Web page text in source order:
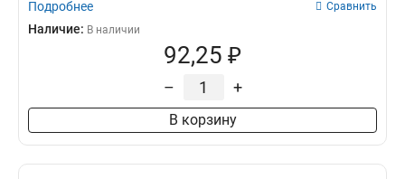
Подробнее Сравнить
Наличие: В наличии
92,25 ₽
– +
В корзину